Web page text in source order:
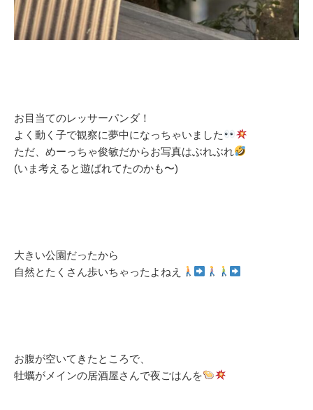
お目当てのレッサーパンダ！
よく動く子で観察に夢中になっちゃいました
ただ、めーっちゃ俊敏だからお写真はぶれぶれ
(いま考えると遊ばれてたのかも〜)
大きい公園だったから
自然とたくさん歩いちゃったよねえ
お腹が空いてきたところで、
牡蠣がメインの居酒屋さんで夜ごはんを